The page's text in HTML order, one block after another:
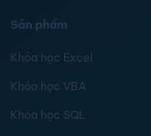
Sản phẩm
Khóa học Excel
Khóa học VBA
Khóa học SQL